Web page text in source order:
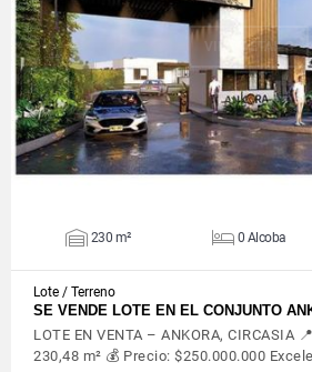
VIEW DETAILS
230 m² 0 Alcoba
Lote / Terreno
SE VENDE LOTE EN EL CONJUNTO
LOTE EN VENTA – ANKORA, CIRCASIA
230,48 m² 💰 Precio: $250.000.000